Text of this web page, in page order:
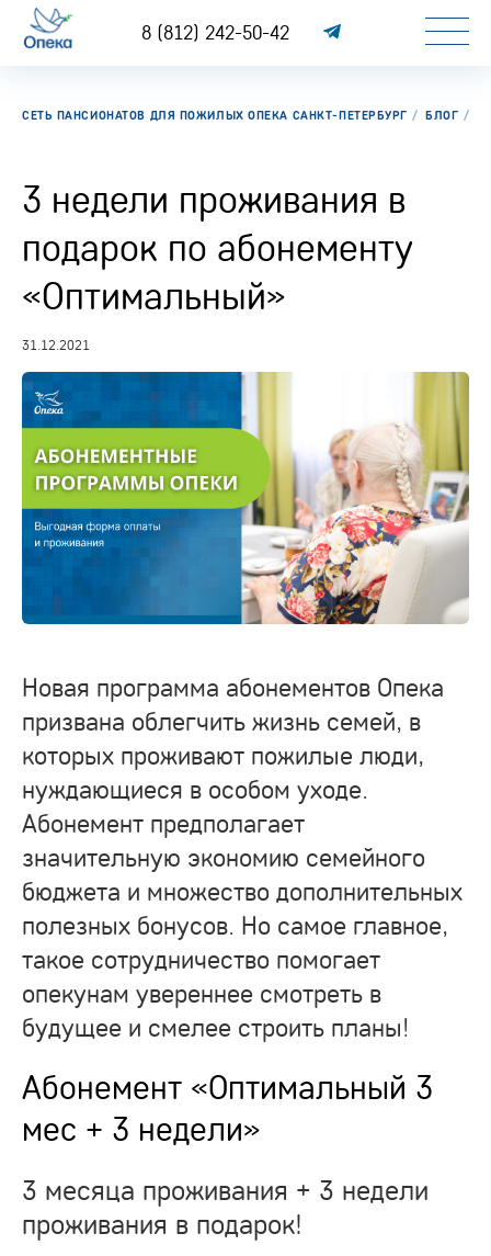
8 (812) 242-50-42
СЕТЬ ПАНСИОНАТОВ ДЛЯ ПОЖИЛЫХ ОПЕКА САНКТ-ПЕТЕРБУРГ БЛОГ
3 недели проживания в
подарок по абонементу
«Оптимальный»
31.12.2021
Новая программа абонементов Опека
призвана облегчить жизнь семей, в
которых проживают пожилые люди,
нуждающиеся в особом уходе.
Абонемент предполагает
значительную экономию семейного
бюджета и множество дополнительных
полезных бонусов. Но самое главное,
такое сотрудничество помогает
опекунам увереннее смотреть в
будущее и смелее строить планы!
Абонемент «Оптимальный 3
мес + 3 недели»
3 месяца проживания + 3 недели
проживания в подарок!